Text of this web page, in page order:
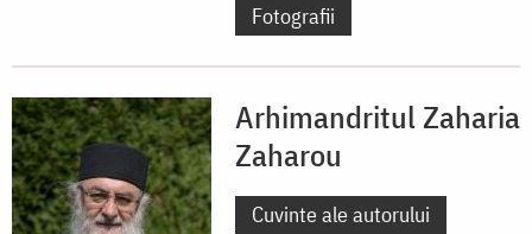
Fotografii
Arhimandritul Zaharia
Zaharou
Cuvinte ale autorului